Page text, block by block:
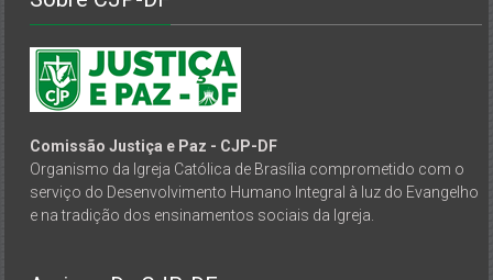
Comissão Justiça e Paz - CJP-DF
Organismo da Igreja Católica de Brasília comprometido com o
serviço do Desenvolvimento Humano Integral à luz do Evangelho
e na tradição dos ensinamentos sociais da Igreja.